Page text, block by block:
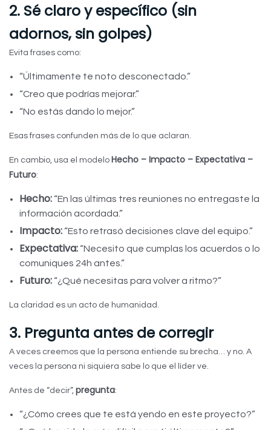
2. Sé claro y específico (sin
adornos, sin golpes)
Evita frases como:
“Últimamente te noto desconectado.”
“Creo que podrías mejorar.”
“No estás dando lo mejor.”
Esas frases confunden más de lo que aclaran.
En cambio, usa el modelo Hecho – Impacto – Expectativa –
Futuro:
Hecho:“En las últimas tres reuniones no entregaste la
información acordada.”
Impacto:“Esto retrasó decisiones clave del equipo.”
Expectativa:“Necesito que cumplas los acuerdos o lo
comuniques 24h antes.”
Futuro:“¿Qué necesitas para volver a ritmo?”
La claridad es un acto de humanidad.
3. Pregunta antes de corregir
A veces creemos que la persona entiende su brecha… y no. A
veces la persona ni siquiera sabe lo que el líder ve.
Antes de “decir”, pregunta:
“¿Cómo crees que te está yendo en este proyecto?”